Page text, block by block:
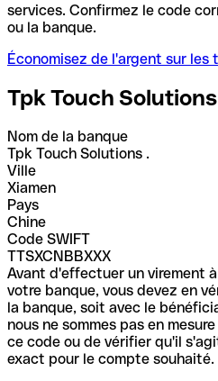
services. Confirmez le code
ou la banque.
Économisez de l'argent sur les
Tpk Touch
Nom de la banque
Tpk Touch Solutions .
Ville
Xiamen
Pays
Chine
Code SWIFT
TTSXCNBBXXX
Avant d'effectuer un virement
votre banque, vous devez en
la banque, soit avec le
nous ne sommes pas en
ce code ou de vérifier qu'il
exact pour le compte souhaité.